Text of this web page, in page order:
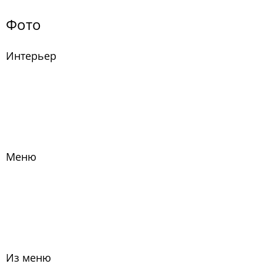
Фото
Интерьер
Меню
Из меню